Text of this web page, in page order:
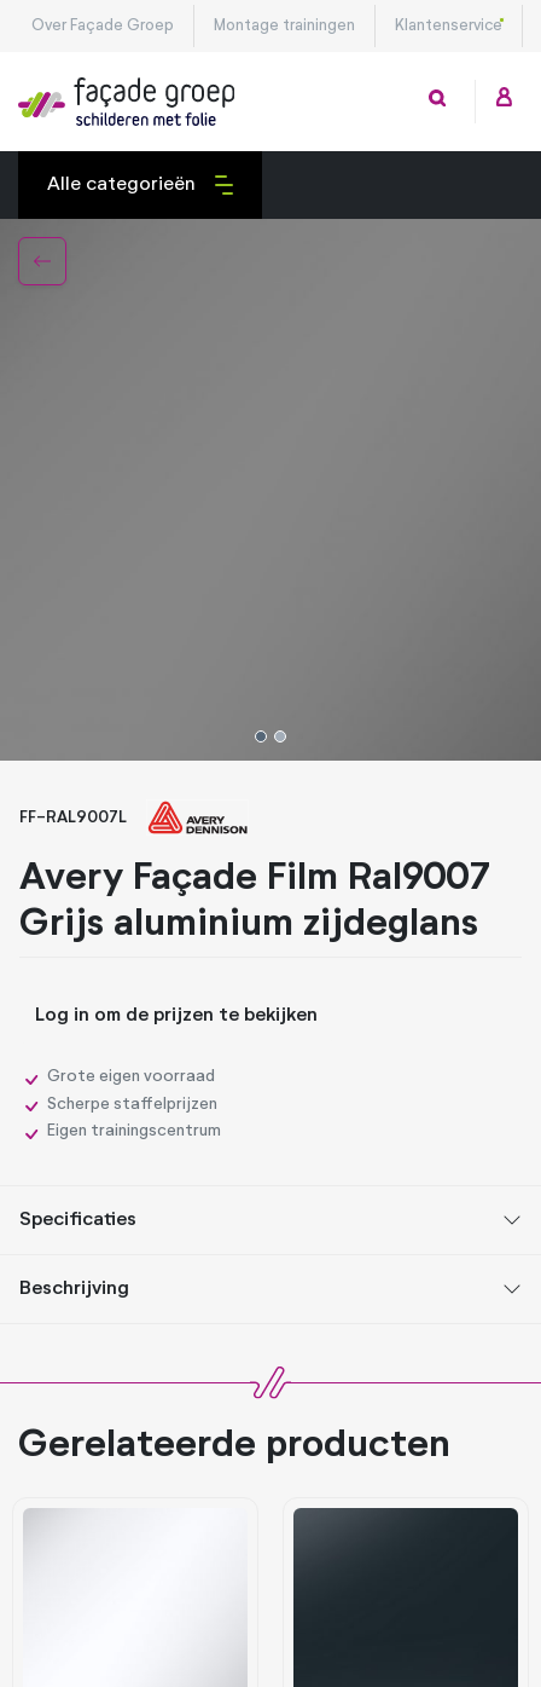
Over Façade Groep Montage trainingen Klantenservice
Alle categorieën
Exterieurfolies
1 2
FF-RAL9007L
Avery Façade Film Ral9007
Grijs aluminium zijdeglans
Log in om de prijzen te bekijken
Grote eigen voorraad
Scherpe staffelprijzen
Eigen trainingscentrum
Specificaties
Beschrijving
Gerelateerde producten